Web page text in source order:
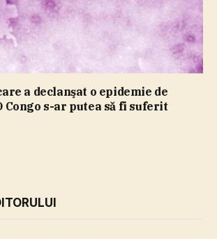
a declanşat o epidemie de
s-ar putea să fi suferit